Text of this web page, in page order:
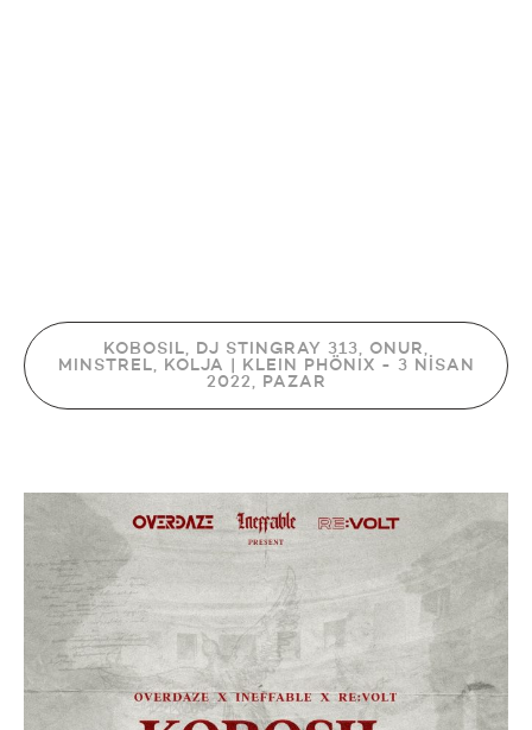
KOBOSIL, DJ STINGRAY 313, ONUR,
MINSTREL, KOLJA | KLEIN PHÖNIX - 3 NİSAN
2022, PAZAR